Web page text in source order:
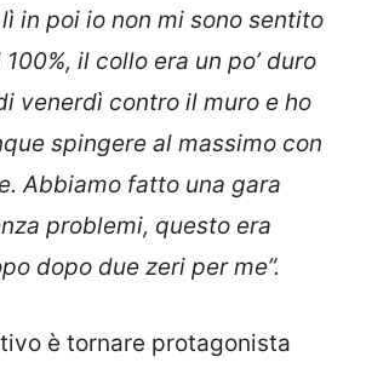
lì in poi io non mi sono sentito
il collo era un po’ duro
venerdì contro il muro e ho
spingere al massimo con
Abbiamo fatto una gara
problemi, questo era
dopo due zeri per me”.
è tornare protagonista